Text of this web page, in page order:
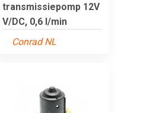
transmissiepomp 12V
V/DC, 0,6 l/min
Conrad NL